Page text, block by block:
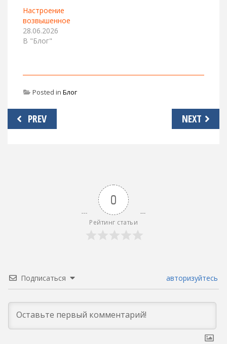
Настроение
возвышенное
28.06.2026
В "Блог"
Posted in Блог
Навигация
по
PREV NEXT
0
Рейтинг статьи
Подписаться авторизуйтесь